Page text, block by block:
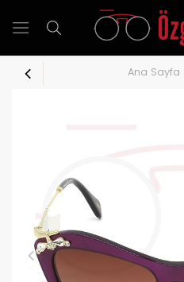
Ana Sayfa